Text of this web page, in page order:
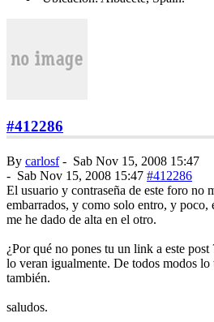
#412286
By carlosf- Sab Nov 15, 2008 15:47
- Sab Nov 15, 2008 15:47 #412286
El usuario y contraseña de este foro no
embarrados, y como solo entro, y poco,
me he dado de alta en el otro.
¿Por qué no pones tu un link a este
lo veran igualmente. De todos modos
también.
saludos.